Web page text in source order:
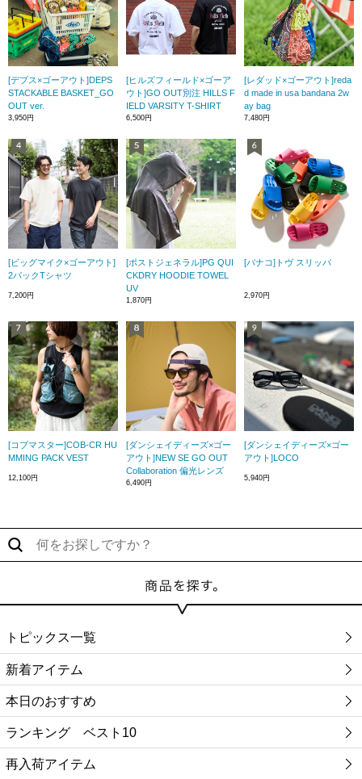
[デプス×ゴーアウト]DEPS
STACKABLE BASKET_GO
OUT ver.
3,950円
[ヒルズフィールド×ゴーア
ウト]GO OUT別注 HILLS F
IELD VARSITY T-SHIRT
6,500円
[レダッド×ゴーアウト]reda
d made in usa bandana 2w
ay bag
7,480円
[ビッグマイク×ゴーアウト]
2パックTシャツ
7,200円
[ポストジェネラル]PG QUI
CKDRY HOODIE TOWEL
UV
1,870円
[バナコ]トヴ スリッパ
2,970円
[コブマスター]COB-CR HU
MMING PACK VEST
12,100円
[ダンシェイディーズ×ゴー
アウト]NEW SE GO OUT
Collaboration 偏光レンズ
6,490円
[ダンシェイディーズ×ゴー
アウト]LOCO
5,940円
トピックス一覧
新着アイテム
本日のおすすめ
ランキング ベスト10
再入荷アイテム